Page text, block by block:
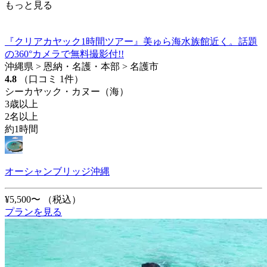
もっと見る
『クリアカヤック1時間ツアー』美ゅら海水族館近く。話題
の360°カメラで無料撮影付!!
沖縄県 > 恩納・名護・本部 > 名護市
4.8
（口コミ 1件）
シーカヤック・カヌー（海）
3歳以上
2名以上
約1時間
オーシャンブリッジ沖縄
¥5,500〜
（税込）
プランを見る